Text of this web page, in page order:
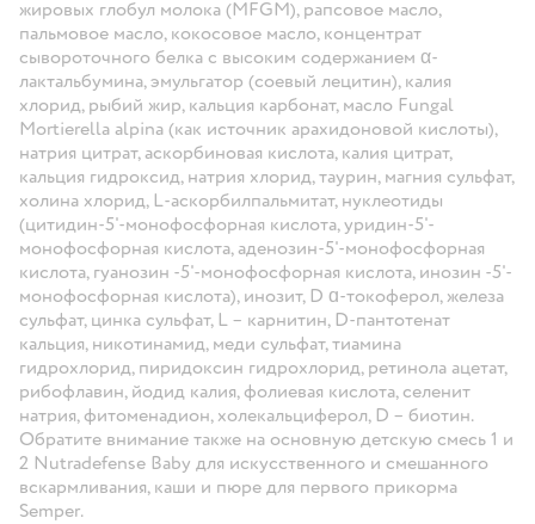
жировых глобул молока (MFGM), рапсовое масло,
пальмовое масло, кокосовое масло, концентрат
сывороточного белка с высоким содержанием α-
лактальбумина, эмульгатор (соевый лецитин), калия
хлорид, рыбий жир, кальция карбонат, масло Fungal
Mortierella alpina (как источник арахидоновой кислоты),
натрия цитрат, аскорбиновая кислота, калия цитрат,
кальция гидроксид, натрия хлорид, таурин, магния сульфат,
холина хлорид, L-аскорбилпальмитат, нуклеотиды
(цитидин-5'-монофосфорная кислота, уридин-5'-
монофосфорная кислота, аденозин-5'-монофосфорная
кислота, гуанозин -5'-монофосфорная кислота, инозин -5'-
монофосфорная кислота), инозит, D ɑ-токоферол, железа
сульфат, цинка сульфат, L – карнитин, D-пантотенат
кальция, никотинамид, меди сульфат, тиамина
гидрохлорид, пиридоксин гидрохлорид, ретинола ацетат,
рибофлавин, йодид калия, фолиевая кислота, селенит
натрия, фитоменадион, холекальциферол, D – биотин.
Обратите внимание также на основную детскую смесь 1 и
2 Nutradefense Baby для искусственного и смешанного
вскармливания, каши и пюре для первого прикорма
Semper.